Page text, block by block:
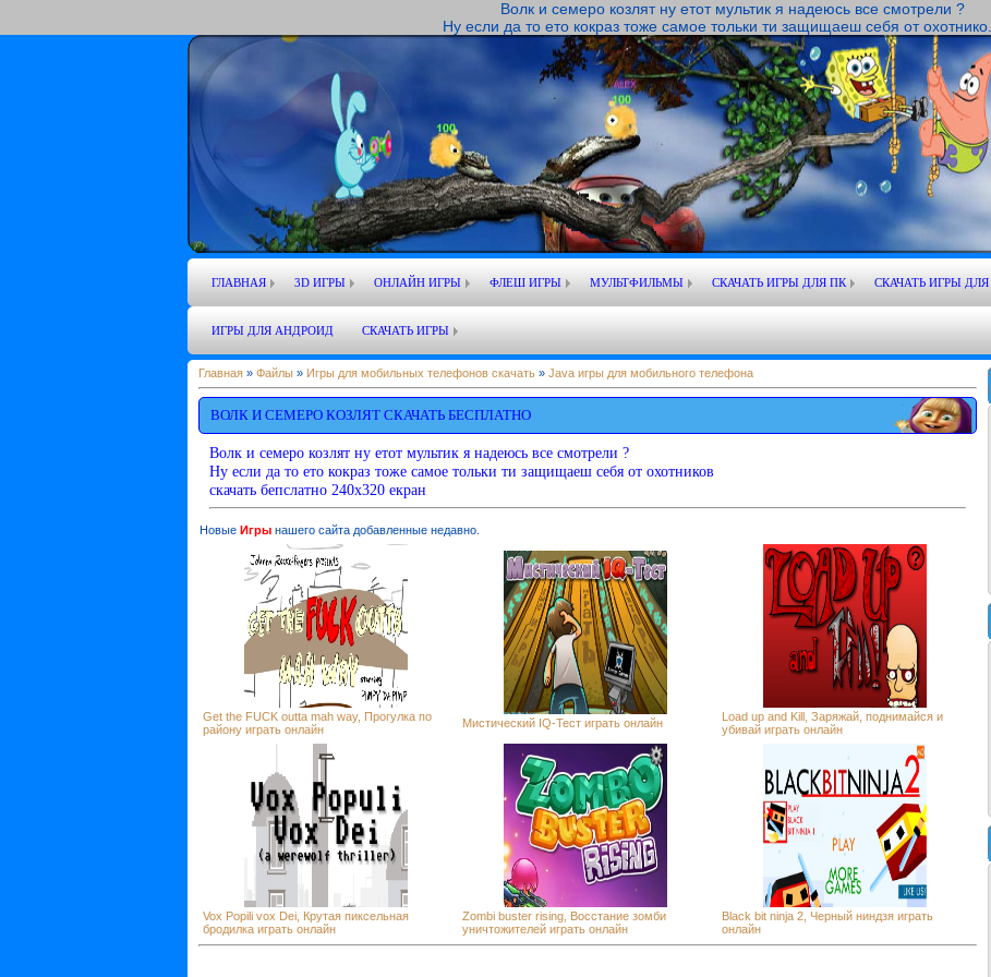
Волк и семеро козлят ну етот мультик я надеюсь все смотрели ?
Ну если да то ето кокраз тоже самое тольки ти защищаеш себя от
ГЛАВНАЯ 3D ИГРЫ ОНЛАЙН ИГРЫ ФЛЕШ ИГРЫ МУЛЬТФИЛЬМЫ СКАЧАТЬ ИГРЫ ДЛЯ ПК СКАЧАТЬ ИГРЫ ДЛЯ
ИГРЫ ДЛЯ АНДРОИД СКАЧАТЬ ИГРЫ
Главная » Файлы » Игры для мобильных телефонов скачать » Java игры для мобильного телефона
ВОЛК И СЕМЕРО КОЗЛЯТ СКАЧАТЬ БЕСПЛАТНО
Волк и семеро козлят ну етот мультик я надеюсь все смотрели ?
Ну если да то ето кокраз тоже самое тольки ти защищаеш себя от охотников
скачать бепслатно 240х320 екран
Новые Игры нашего сайта добавленные недавно.
Get the FUCK outta mah way, Прогулка по
району играть онлайн
Мистический IQ-Тест играть онлайн
Load up and Kill, Заряжай, поднимайся и
убивай играть онлайн
Vox Popili vox Dei, Крутая пиксельная
бродилка играть онлайн
Zombi buster rising, Восстание зомби
уничтожителей играть онлайн
Black bit ninja 2, Черный ниндзя играть
онлайн